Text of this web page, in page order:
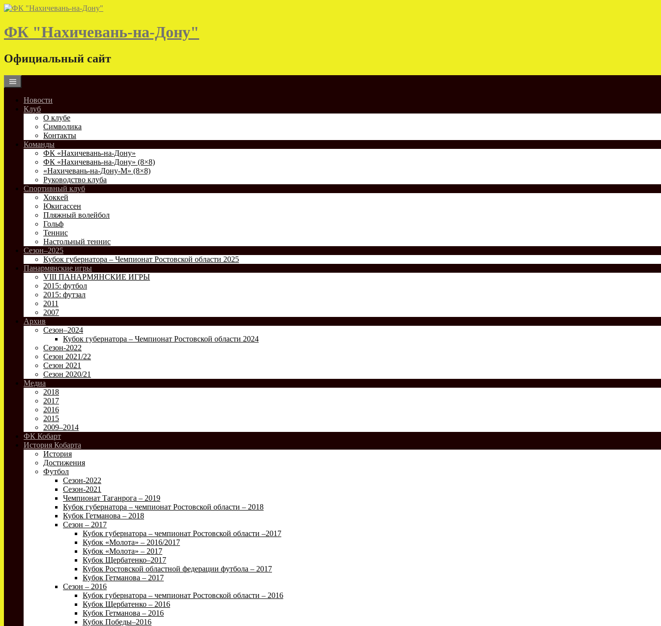
Skip
content
ФК "Нахичевань-на-Дону"
Официальный сайт
Новости
Клуб
О клубе
Символика
Контакты
Команды
ФК «Нахичевань-на-Дону»
ФК «Нахичевань-на-Дону» (8×8)
«Нахичевань-на-Дону-М» (8×8)
Руководство клуба
Спортивный клуб
Хоккей
Юкигассен
Пляжный волейбол
Гольф
Теннис
Настольный теннис
Сезон–2025
Кубок губернатора – Чемпионат Ростовской области 2025
Панармянские игры
VIII ПАНАРМЯНСКИЕ ИГРЫ
2015: футбол
2015: футзал
2011
2007
Архив
Сезон–2024
Кубок губернатора – Чемпионат Ростовской области 2024
Сезон-2022
Сезон 2021/22
Сезон 2021
Сезон 2020/21
Медиа
2018
2017
2016
2015
2009–2014
ФК Кобарт
История Кобарта
История
Достижения
Футбол
Сезон-2022
Сезон-2021
Чемпионат Таганрога – 2019
Кубок губернатора – чемпионат Ростовской области – 2018
Кубок Гетманова – 2018
Сезон – 2017
Кубок губернатора – чемпионат Ростовской области –2017
Кубок «Молота» – 2016/2017
Кубок «Молота» – 2017
Кубок Щербатенко–2017
Кубок Ростовской областной федерации футбола – 2017
Кубок Гетманова – 2017
Сезон – 2016
Кубок губернатора – чемпионат Ростовской области – 2016
Кубок Щербатенко – 2016
Кубок Гетманова – 2016
Кубок Победы–2016